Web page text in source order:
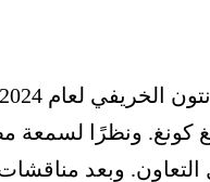
كونغ. ونظرًا